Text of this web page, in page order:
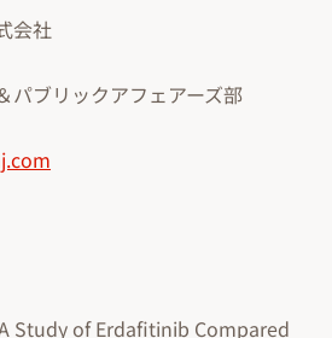
会社
パブリックアフェアーズ部
Study of Erdafitinib Compared